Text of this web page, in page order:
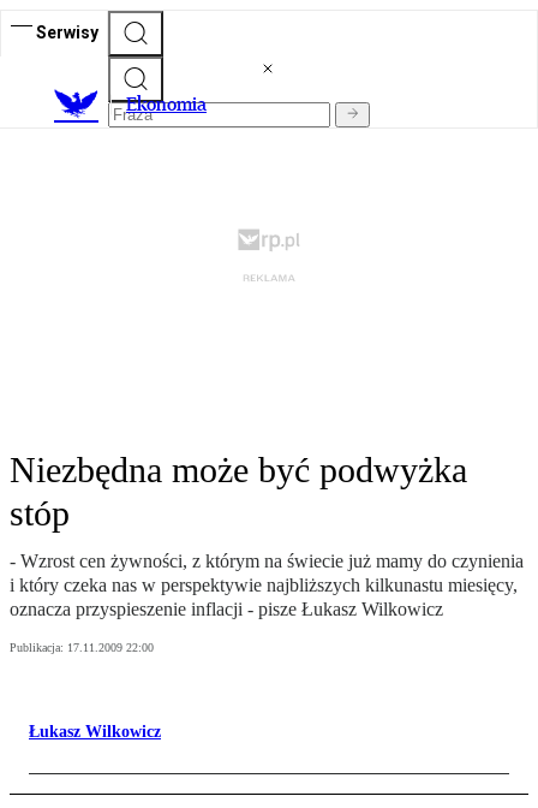
Serwisy
Ekonomia
Niezbędna może być podwyżka
stóp
- Wzrost cen żywności, z którym na świecie już mamy do czynienia
i który czeka nas w perspektywie najbliższych kilkunastu miesięcy,
oznacza przyspieszenie inflacji - pisze Łukasz Wilkowicz
Publikacja: 17.11.2009 22:00
Łukasz Wilkowicz